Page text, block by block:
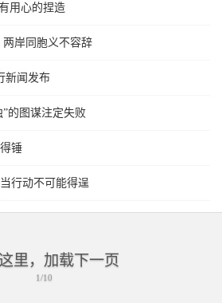
用心的捏造
岸同胞义不容辞
新闻发布
”的图谋注定失败
锤
行动不可能得逞
里，加载下一页
1/10